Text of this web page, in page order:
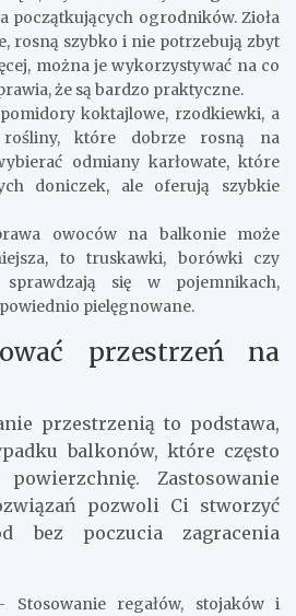
początkujących ogrodników. Zioła
rosną szybko i nie potrzebują zbyt
można je wykorzystywać na co
że są bardzo praktyczne.
pomidory koktajlowe, rzodkiewki, a
które dobrze rosną na
odmiany karłowate, które
doniczek, ale oferują szybkie
owoców na balkonie może
to truskawki, borówki czy
się w pojemnikach,
pielęgnowane.
przestrzeń na
przestrzenią to podstawa,
balkonów, które często
Zastosowanie
pozwoli Ci stworzyć
bez poczucia zagracenia
regałów, stojaków i